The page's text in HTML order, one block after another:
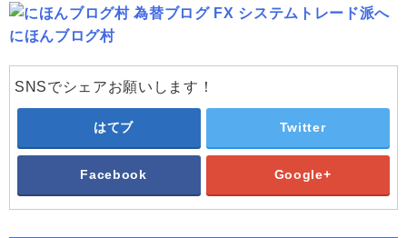
にほんブログ村
SNSでシェアお願いします！
はてブ Twitter
Facebook Google+